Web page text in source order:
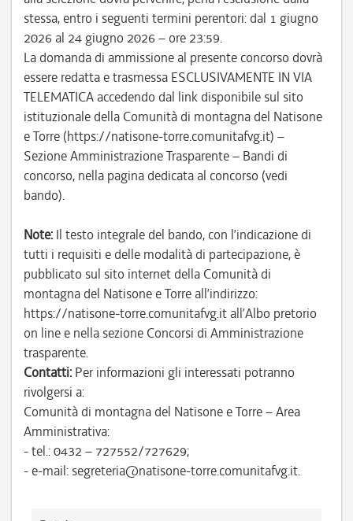
stessa, entro i seguenti termini perentori: dal 1 giugno
2026 al 24 giugno 2026 – ore 23:59.
La domanda di ammissione al presente concorso dovrà
essere redatta e trasmessa ESCLUSIVAMENTE IN VIA
TELEMATICA accedendo dal link disponibile sul sito
istituzionale della Comunità di montagna del Natisone
e Torre (https://natisone-torre.comunitafvg.it) –
Sezione Amministrazione Trasparente – Bandi di
concorso, nella pagina dedicata al concorso (vedi
bando).
Note: Il testo integrale del bando, con l’indicazione di
tutti i requisiti e delle modalità di partecipazione, è
pubblicato sul sito internet della Comunità di
montagna del Natisone e Torre all’indirizzo:
https://natisone-torre.comunitafvg.it all’Albo pretorio
on line e nella sezione Concorsi di Amministrazione
trasparente.
Contatti: Per informazioni gli interessati potranno
rivolgersi a:
Comunità di montagna del Natisone e Torre – Area
Amministrativa:
- tel.: 0432 – 727552/727629;
- e-mail: segreteria@natisone-torre.comunitafvg.it.